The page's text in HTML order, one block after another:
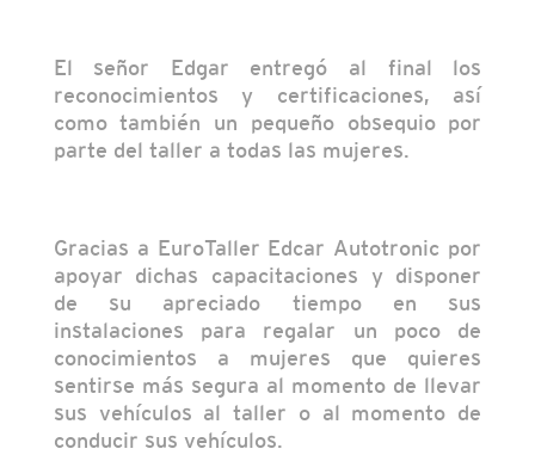
El señor Edgar entregó al final los
reconocimientos y certificaciones, así
como también un pequeño obsequio por
parte del taller a todas las mujeres.
Gracias a EuroTaller Edcar Autotronic por
apoyar dichas capacitaciones y disponer
de su apreciado tiempo en sus
instalaciones para regalar un poco de
conocimientos a mujeres que quieres
sentirse más segura al momento de llevar
sus vehículos al taller o al momento de
conducir sus vehículos.